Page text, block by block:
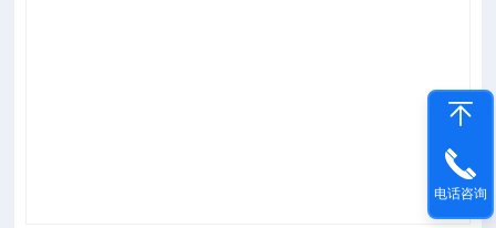
电话咨询